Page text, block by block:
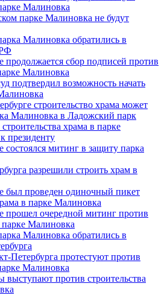
Малиновка
парке Малиновка не будут
Малиновка обратились в
продолжается сбор подписей против
Малиновка
подтвердил возможность начать
строительство храма может
Малиновка в Ладожский парк
храма в парке
президенту
состоялся митинг в защиту парка
разрешили строить храм в
был проведен одиночный пикет
в парке Малиновка
прошел очередной митинг против
парке Малиновка
Малиновка обратились в
Петербурга протестуют против
Малиновка
выступают против строительства